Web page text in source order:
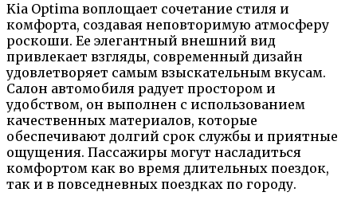
Kia Optima воплощает сочетание стиля и
комфорта, создавая неповторимую атмосферу
роскоши. Ее элегантный внешний вид
привлекает взгляды, современный дизайн
удовлетворяет самым взыскательным вкусам.
Салон автомобиля радует простором и
удобством, он выполнен с использованием
качественных материалов, которые
обеспечивают долгий срок службы и приятные
ощущения. Пассажиры могут насладиться
комфортом как во время длительных поездок,
так и в повседневных поездках по городу.